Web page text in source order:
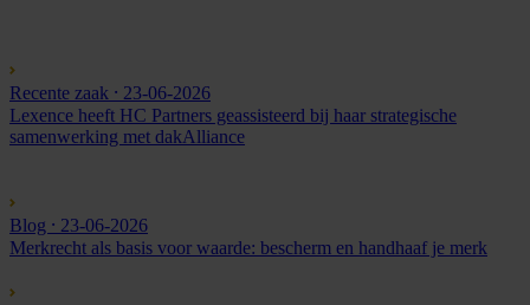
Recente zaak ⸱ 23-06-2026
Lexence heeft HC Partners geassisteerd bij haar strategische
samenwerking met dakAlliance
Blog ⸱ 23-06-2026
Merkrecht als basis voor waarde: bescherm en handhaaf je merk